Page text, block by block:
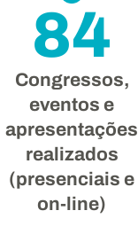
Congressos,
eventos e
apresentações
realizados
(presenciais e
on-line)
84